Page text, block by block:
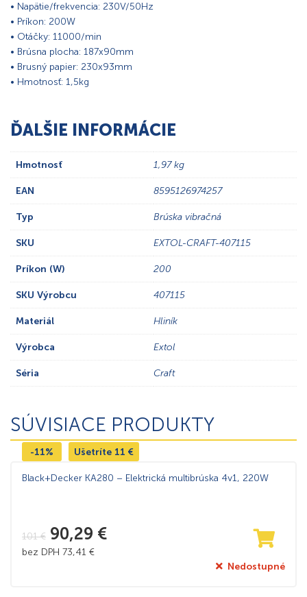
• Napätie/frekvencia: 230V/50Hz
• Príkon: 200W
• Otáčky: 11000/min
• Brúsna plocha: 187x90mm
• Brusný papier: 230x93mm
• Hmotnosť: 1,5kg
ĎALŠIE INFORMÁCIE
Hmotnosť 1,97 kg
EAN 8595126974257
Typ Brúska vibračná
SKU EXTOL-CRAFT-407115
Príkon (W) 200
SKU Výrobcu 407115
Materiál Hliník
Výrobca Extol
Séria Craft
SÚVISIACE PRODUKTY
-11% Ušetríte 11 €
Black+Decker KA280 – Elektrická multibrúska 4v1, 220W
101€ 90,29 €
bez DPH 73,41 €
Nedostupné